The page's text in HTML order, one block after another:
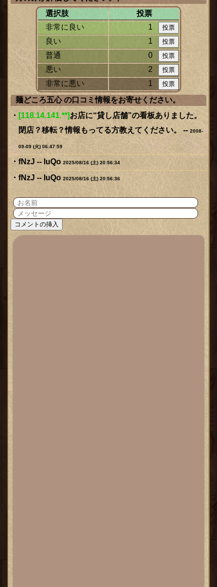
選択肢
投票
非常に良い
1
良い
1
普通
0
悪い
2
非常に悪い
1
麺どころ五心 の口コミ情報をお寄せください。
[118.14.141.**]お店に“貸し店舗”の看板ありました。
閉店？移転？情報もってる方教えてください。 -- 2008-
09-09 (火) 06:47:59
fNzJ -- IuQo 2025/08/16 (土) 20:56:34
fNzJ -- IuQo 2025/08/16 (土) 20:56:36